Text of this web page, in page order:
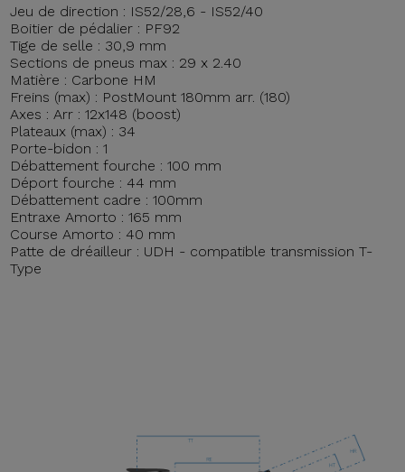
Jeu de direction : IS52/28,6 - IS52/40
Boitier de pédalier : PF92
Tige de selle : 30,9 mm
Sections de pneus max : 29 x 2.40
Matière : Carbone HM
Freins (max) : PostMount 180mm arr. (180)
Axes : Arr : 12x148 (boost)
Plateaux (max) : 34
Porte-bidon : 1
Débattement fourche : 100 mm
Déport fourche : 44 mm
Débattement cadre : 100mm
Entraxe Amorto : 165 mm
Course Amorto : 40 mm
Patte de dréailleur : UDH - compatible transmission T-
Type